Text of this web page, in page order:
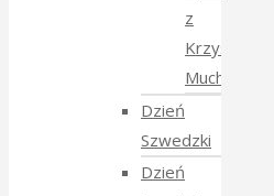
z
Krzysztofem
Mucharskim
Dzień
Szwedzki
Dzień